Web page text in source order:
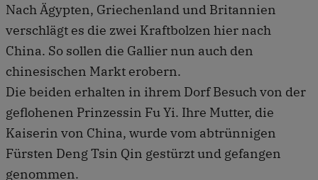
Nach Ägypten, Griechenland und Britannien
verschlägt es die zwei Kraftbolzen hier nach
China. So sollen die Gallier nun auch den
chinesischen Markt erobern.
Die beiden erhalten in ihrem Dorf Besuch von der
geflohenen Prinzessin Fu Yi. Ihre Mutter, die
Kaiserin von China, wurde vom abtrünnigen
Fürsten Deng Tsin Qin gestürzt und gefangen
genommen.